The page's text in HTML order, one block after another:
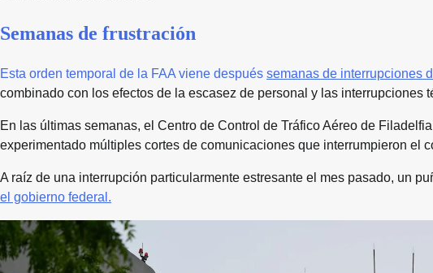
Semanas de frustración
Esta orden temporal de la FAA viene después semanas de interrupciones
combinado con los efectos de la escasez de personal y las interrupciones
En las últimas semanas, el Centro de Control de Tráfico Aéreo de
experimentado múltiples cortes de comunicaciones que interrumpieron el
A raíz de una interrupción particularmente estresante el mes pasado, un
el gobierno federal.